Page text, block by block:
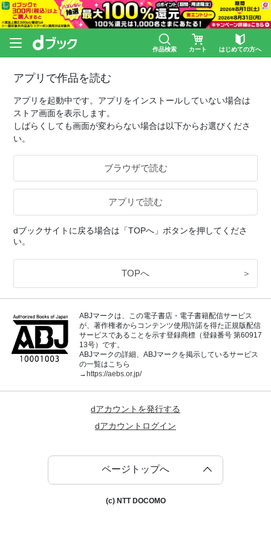
作品検索 カート はじめての方へ
アプリで作品を読む
アプリを起動中です。アプリをインストールしていない場合は
ストア画面を表示します。
しばらくしても画面が変わらない場合は以下からお選びくださ
い。
ブラウザで読む
アプリで読む
dブックサイトに戻る場合は「TOPへ」ボタンを押してくださ
い。
TOPへ ＞
ABJマークは、この電子書店・電子書籍配信サービス
が、著作権者からコンテンツ使用許諾を得た正規版配信
サービスであることを示す登録商標（登録番号 第60917
13号）です。
ABJマークの詳細、ABJマークを掲示しているサービス
の一覧はこちら
→https://aebs.or.jp/
dアカウントを発行する
dアカウントログイン
ページトップへ
(c) NTT DOCOMO